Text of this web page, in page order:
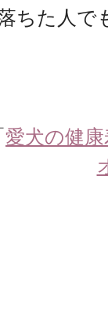
ちた人で
愛犬の健